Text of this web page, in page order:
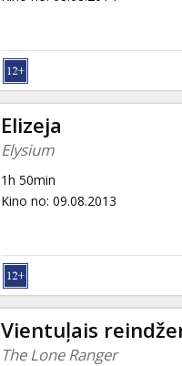
Elizeja
Elysium
1h 50min
Kino no: 09.08.2013
Vientuļais
The Lone Ranger